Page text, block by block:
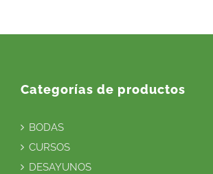
Categorías de productos
BODAS
CURSOS
DESAYUNOS